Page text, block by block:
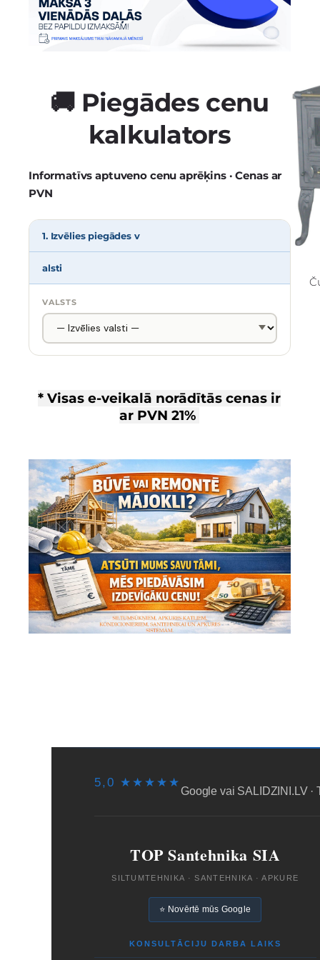
🚚 Piegādes cenu
kalkulators
Informatīvs aptuveno cenu aprēķins · Cenas ar
PVN
1. Izvēlies piegādes v
alsti
VALSTS
* Visas e-veikalā norādītās cenas ir
ar PVN 21%
5,0 ★★★★★
Google vai SALIDZINI.LV
TOP Santehnika SIA
SILTUMTEHNIKA · SANTEHNIKA · APKURE
⭐ Novērtē mūs Google
KONSULTĀCIJU DARBA LAIKS